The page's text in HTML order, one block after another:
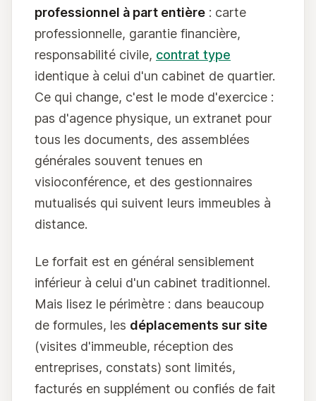
professionnel à part entière : carte
professionnelle, garantie financière,
responsabilité civile, contrat type
identique à celui d'un cabinet de quartier.
Ce qui change, c'est le mode d'exercice :
pas d'agence physique, un extranet pour
tous les documents, des assemblées
générales souvent tenues en
visioconférence, et des gestionnaires
mutualisés qui suivent leurs immeubles à
distance.
Le forfait est en général sensiblement
inférieur à celui d'un cabinet traditionnel.
Mais lisez le périmètre : dans beaucoup
de formules, les déplacements sur site
(visites d'immeuble, réception des
entreprises, constats) sont limités,
facturés en supplément ou confiés de fait